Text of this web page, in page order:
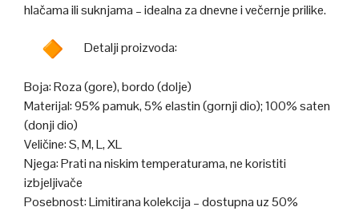
hlačama ili suknjama – idealna za dnevne i večernje prilike.
Detalji proizvoda:
Boja: Roza (gore), bordo (dolje)
Materijal: 95% pamuk, 5% elastin (gornji dio); 100% saten
(donji dio)
Veličine: S, M, L, XL
Njega: Prati na niskim temperaturama, ne koristiti
izbjeljivače
Posebnost: Limitirana kolekcija – dostupna uz 50%